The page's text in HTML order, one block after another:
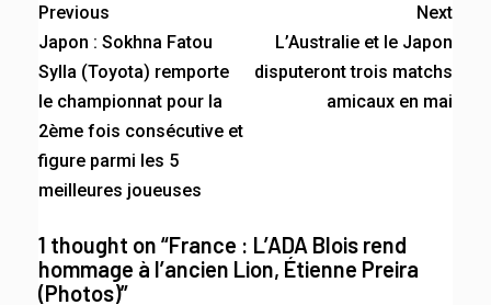
Previous
Japon : Sokhna Fatou
Sylla (Toyota) remporte
le championnat pour la
2ème fois consécutive et
figure parmi les 5
meilleures joueuses
Next
L’Australie et le Japon
disputeront trois matchs
amicaux en mai
1 thought on “France : L’ADA Blois rend
hommage à l’ancien Lion, Étienne Preira
(Photos)”